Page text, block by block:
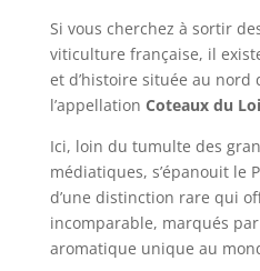
Si vous cherchez à sortir
viticulture française, il
et d’histoire située au nord
l’appellation Coteaux du
Ici, loin du tumulte des
médiatiques, s’épanouit le
d’une distinction rare qui
incomparable, marqués
aromatique unique au